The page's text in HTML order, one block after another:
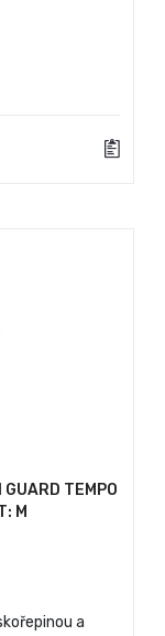
TEMPO
M
a